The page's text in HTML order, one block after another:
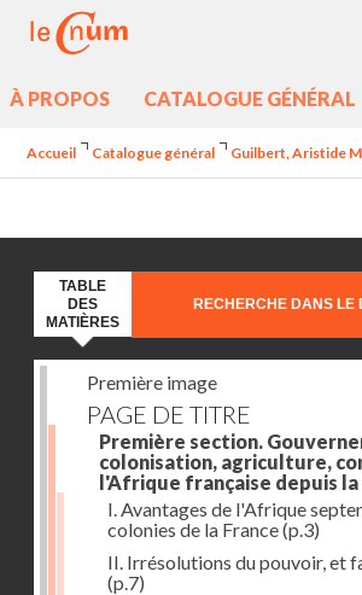
À PROPOS CATALOGUE GÉNÉRAL
Accueil Catalogue général Guilbert, Aristide
TABLE
DES
MATIÈRES
RECHERCHE DANS LE
Première image
PAGE DE TITRE
Première section.
colonisation, agriculture,
l'Afrique française depuis
I. Avantages de l'Afrique
colonies de la France(p.3)
II. Irrésolutions du pouvoir, et
(p.7)